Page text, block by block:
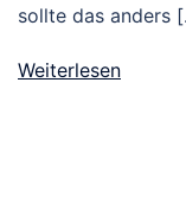
sollte das anders
Weiterlesen